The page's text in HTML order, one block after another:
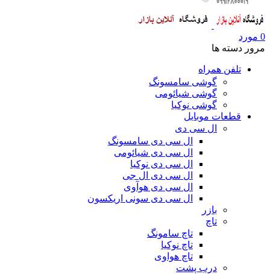
0 مورد
مرور دسته ها
تلفن همراه
گوشی سامسونگ
گوشی شیائومی
گوشی نوکیا
قطعات موبایل
ال سی دی
ال سی دی سامسونگ
ال سی دی شیائومی
ال سی دی نوکیا
ال سی دی ال جی
ال سی دی هوآوی
ال سی دی سونی اریکسون
بازر
تاچ
تاچ سامونگ
تاچ نوکیا
تاچ هواوی
درب پشت